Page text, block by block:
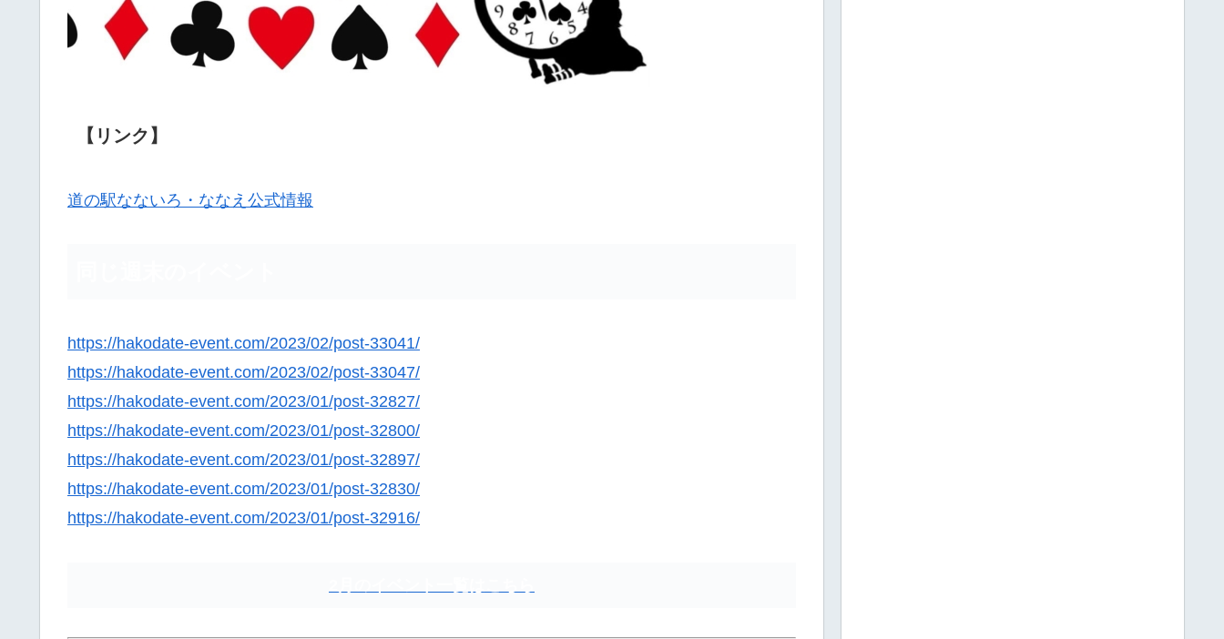
【リンク】
道の駅なないろ・ななえ公式情報
https://hakodate-event.com/2023/02/post-33041/
https://hakodate-event.com/2023/02/post-33047/
https://hakodate-event.com/2023/01/post-32827/
https://hakodate-event.com/2023/01/post-32800/
https://hakodate-event.com/2023/01/post-32897/
https://hakodate-event.com/2023/01/post-32830/
https://hakodate-event.com/2023/01/post-32916/